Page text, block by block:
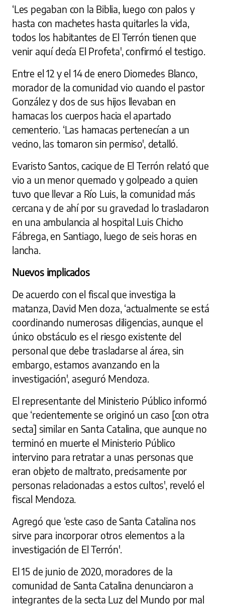
‘Les pegaban con la Biblia, luego con palos y
hasta con machetes hasta quitarles la vida,
todos los habitantes de El Terrón tienen que
venir aquí decía El Profeta', confirmó el testigo.
Entre el 12 y el 14 de enero Diomedes Blanco,
morador de la comunidad vio cuando el pastor
González y dos de sus hijos llevaban en
hamacas los cuerpos hacia el apartado
cementerio. ‘Las hamacas pertenecían a un
vecino, las tomaron sin permiso', detalló.
Evaristo Santos, cacique de El Terrón relató que
vio a un menor quemado y golpeado a quien
tuvo que llevar a Río Luis, la comunidad más
cercana y de ahí por su gravedad lo trasladaron
en una ambulancia al hospital Luis Chicho
Fábrega, en Santiago, luego de seis horas en
lancha.
Nuevos implicados
De acuerdo con el fiscal que investiga la
matanza, David Men doza, ‘actualmente se está
coordinando numerosas diligencias, aunque el
único obstáculo es el riesgo existente del
personal que debe trasladarse al área, sin
embargo, estamos avanzando en la
investigación', aseguró Mendoza.
El representante del Ministerio Público informó
que ‘recientemente se originó un caso [con otra
secta] similar en Santa Catalina, que aunque no
terminó en muerte el Ministerio Público
intervino para retratar a unas personas que
eran objeto de maltrato, precisamente por
personas relacionadas a estos cultos', reveló el
fiscal Mendoza.
Agregó que ‘este caso de Santa Catalina nos
sirve para incorporar otros elementos a la
investigación de El Terrón'.
El 15 de junio de 2020, moradores de la
comunidad de Santa Catalina denunciaron a
integrantes de la secta Luz del Mundo por mal